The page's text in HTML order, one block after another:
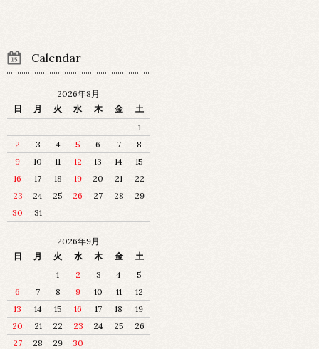
Calendar
2026年8月
日
月 火 水 木 金
土
1
2
3 4 5 6 7
8
9
10 11 12 13 14
15
16
17 18 19 20 21
22
23
24 25 26 27 28
29
30
31
2026年9月
日
月 火 水 木 金
土
1
2 3 4
5
6
7 8 9 10 11
12
13
14 15 16 17 18
19
20
21 22 23 24 25
26
27
28 29 30